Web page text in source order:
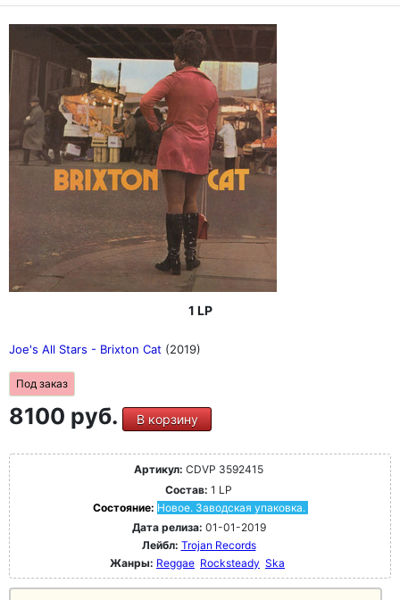
1 LP
Joe's All Stars - Brixton Cat (2019)
Под заказ
8100 руб. В корзину
Артикул: CDVP 3592415
Состав: 1 LP
Состояние: Новое. Заводская упаковка.
Дата релиза: 01-01-2019
Лейбл: Trojan Records
Жанры: Reggae Rocksteady Ska